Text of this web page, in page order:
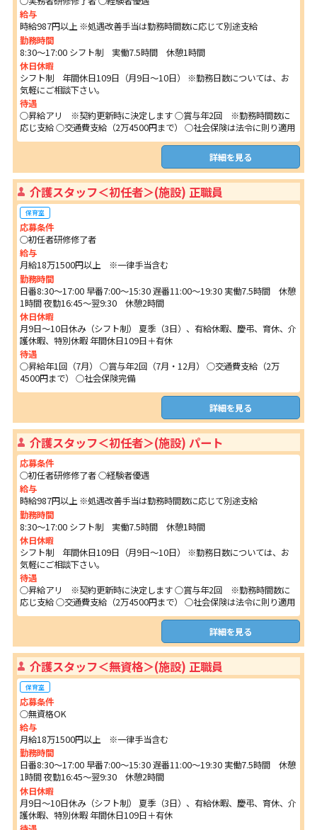
給与
時給987円以上 ※処遇改善手当は勤務時間数に応じて別途支給
勤務時間
8:30～17:00 シフト制 実働7.5時間 休憩1時間
休日休暇
シフト制 年間休日109日（月9日～10日） ※勤務日数については、お
気軽にご相談下さい。
待遇
○昇給アリ ※契約更新時に決定します ○賞与年2回 ※勤務時間数に
応じ支給 ○交通費支給（2万4500円まで） ○社会保険は法令に則り適用
詳細を見る
介護スタッフ＜初任者＞(施設) 正職員
保育室
応募条件
○初任者研修修了者
給与
月給18万1500円以上 ※一律手当含む
勤務時間
日番8:30～17:00 早番7:00～15:30 遅番11:00～19:30 実働7.5時間 休憩
1時間 夜勤16:45～翌9:30 休憩2時間
休日休暇
月9日～10日休み（シフト制） 夏季（3日）、有給休暇、慶弔、育休、介
護休暇、特別休暇 年間休日109日＋有休
待遇
○昇給年1回（7月） ○賞与年2回（7月・12月） ○交通費支給（2万
4500円まで） ○社会保険完備
詳細を見る
介護スタッフ＜初任者＞(施設) パート
応募条件
○初任者研修修了者 ○経験者優遇
給与
時給987円以上 ※処遇改善手当は勤務時間数に応じて別途支給
勤務時間
8:30～17:00 シフト制 実働7.5時間 休憩1時間
休日休暇
シフト制 年間休日109日（月9日～10日） ※勤務日数については、お
気軽にご相談下さい。
待遇
○昇給アリ ※契約更新時に決定します ○賞与年2回 ※勤務時間数に
応じ支給 ○交通費支給（2万4500円まで） ○社会保険は法令に則り適用
詳細を見る
介護スタッフ＜無資格＞(施設) 正職員
保育室
応募条件
○無資格OK
給与
月給18万1500円以上 ※一律手当含む
勤務時間
日番8:30～17:00 早番7:00～15:30 遅番11:00～19:30 実働7.5時間 休憩
1時間 夜勤16:45～翌9:30 休憩2時間
休日休暇
月9日～10日休み（シフト制） 夏季（3日）、有給休暇、慶弔、育休、介
護休暇、特別休暇 年間休日109日＋有休